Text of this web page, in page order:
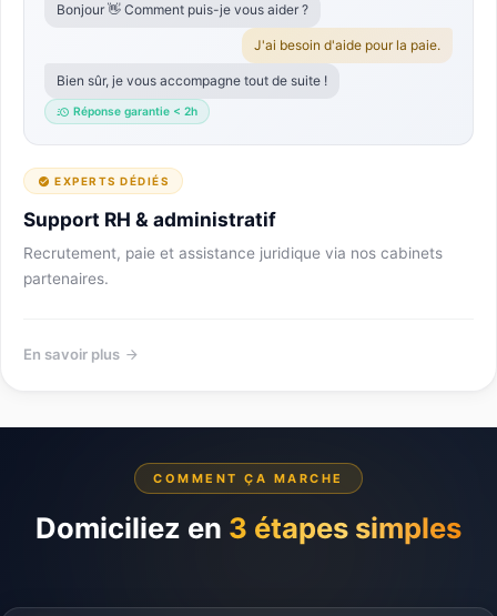
Bonjour 👋 Comment puis-je vous aider ?
J'ai besoin d'aide pour la paie.
Bien sûr, je vous accompagne tout de suite !
Réponse garantie < 2h
EXPERTS DÉDIÉS
Support RH & administratif
Recrutement, paie et assistance juridique via nos cabinets
partenaires.
En savoir plus
COMMENT ÇA MARCHE
Domiciliez en 3 étapes simples